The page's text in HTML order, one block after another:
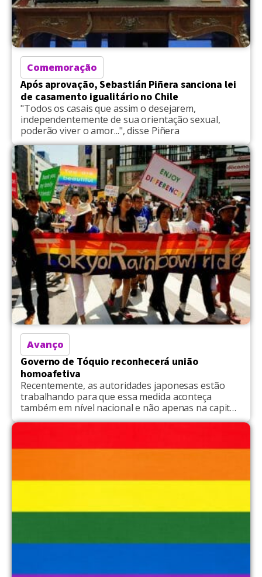
Comemoração
Após aprovação, Sebastián Piñera sanciona lei
de casamento igualitário no Chile
"Todos os casais que assim o desejarem,
independentemente de sua orientação sexual,
poderão viver o amor...", disse Piñera
Avanço
Governo de Tóquio reconhecerá união
homoafetiva
Recentemente, as autoridades japonesas estão
trabalhando para que essa medida aconteça
também em nível nacional e não apenas na capital
do país